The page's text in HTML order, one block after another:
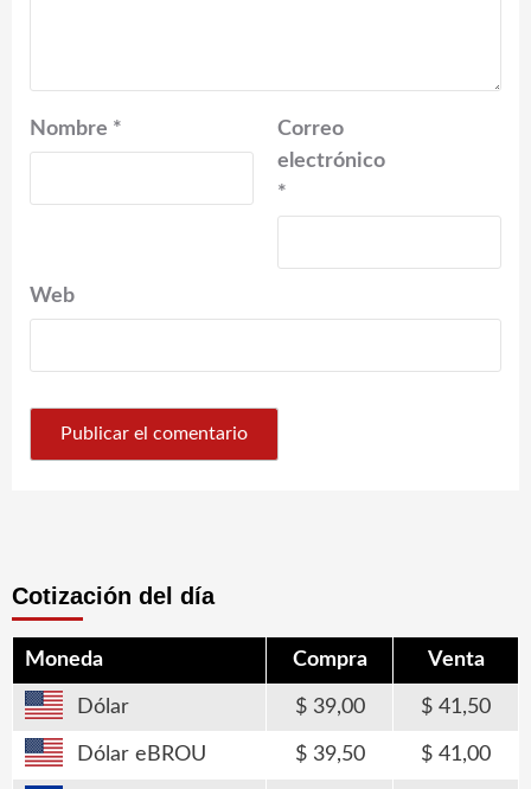
Nombre *
Correo
electrónico
*
Web
Cotización del día
Moneda Compra Venta
Dólar 39,00 41,50
Dólar eBROU 39,50 41,00